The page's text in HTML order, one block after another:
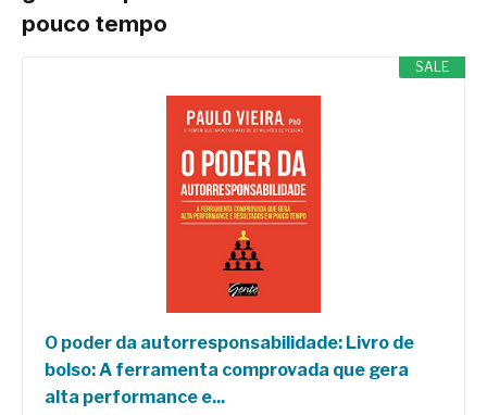
pouco tempo
SALE
O poder da autorresponsabilidade: Livro de
bolso: A ferramenta comprovada que gera
alta performance e...